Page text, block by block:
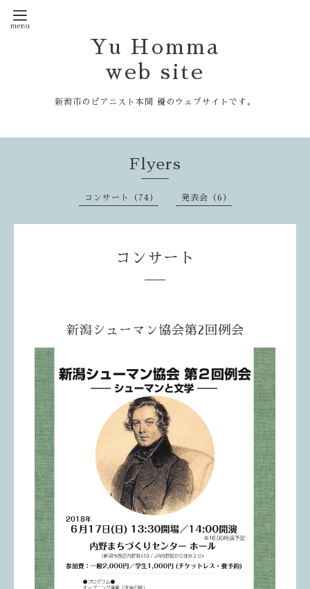
Yu Homma
web site
新潟市のピアニスト本間 優のウェブサイトです。
Flyers
コンサート（74） 発表会（6）
コンサート
新潟シューマン協会第2回例会